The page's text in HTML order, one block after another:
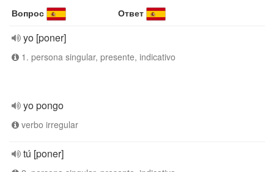
Вопрос Ответ
yo [poner]
1. persona singular, presente, indicativo
yo pongo
verbo irregular
tú [poner]